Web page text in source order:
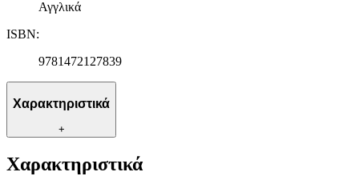
Αγγλικά
ISBN:
9781472127839
Χαρακτηριστικά
+
Χαρακτηριστικά